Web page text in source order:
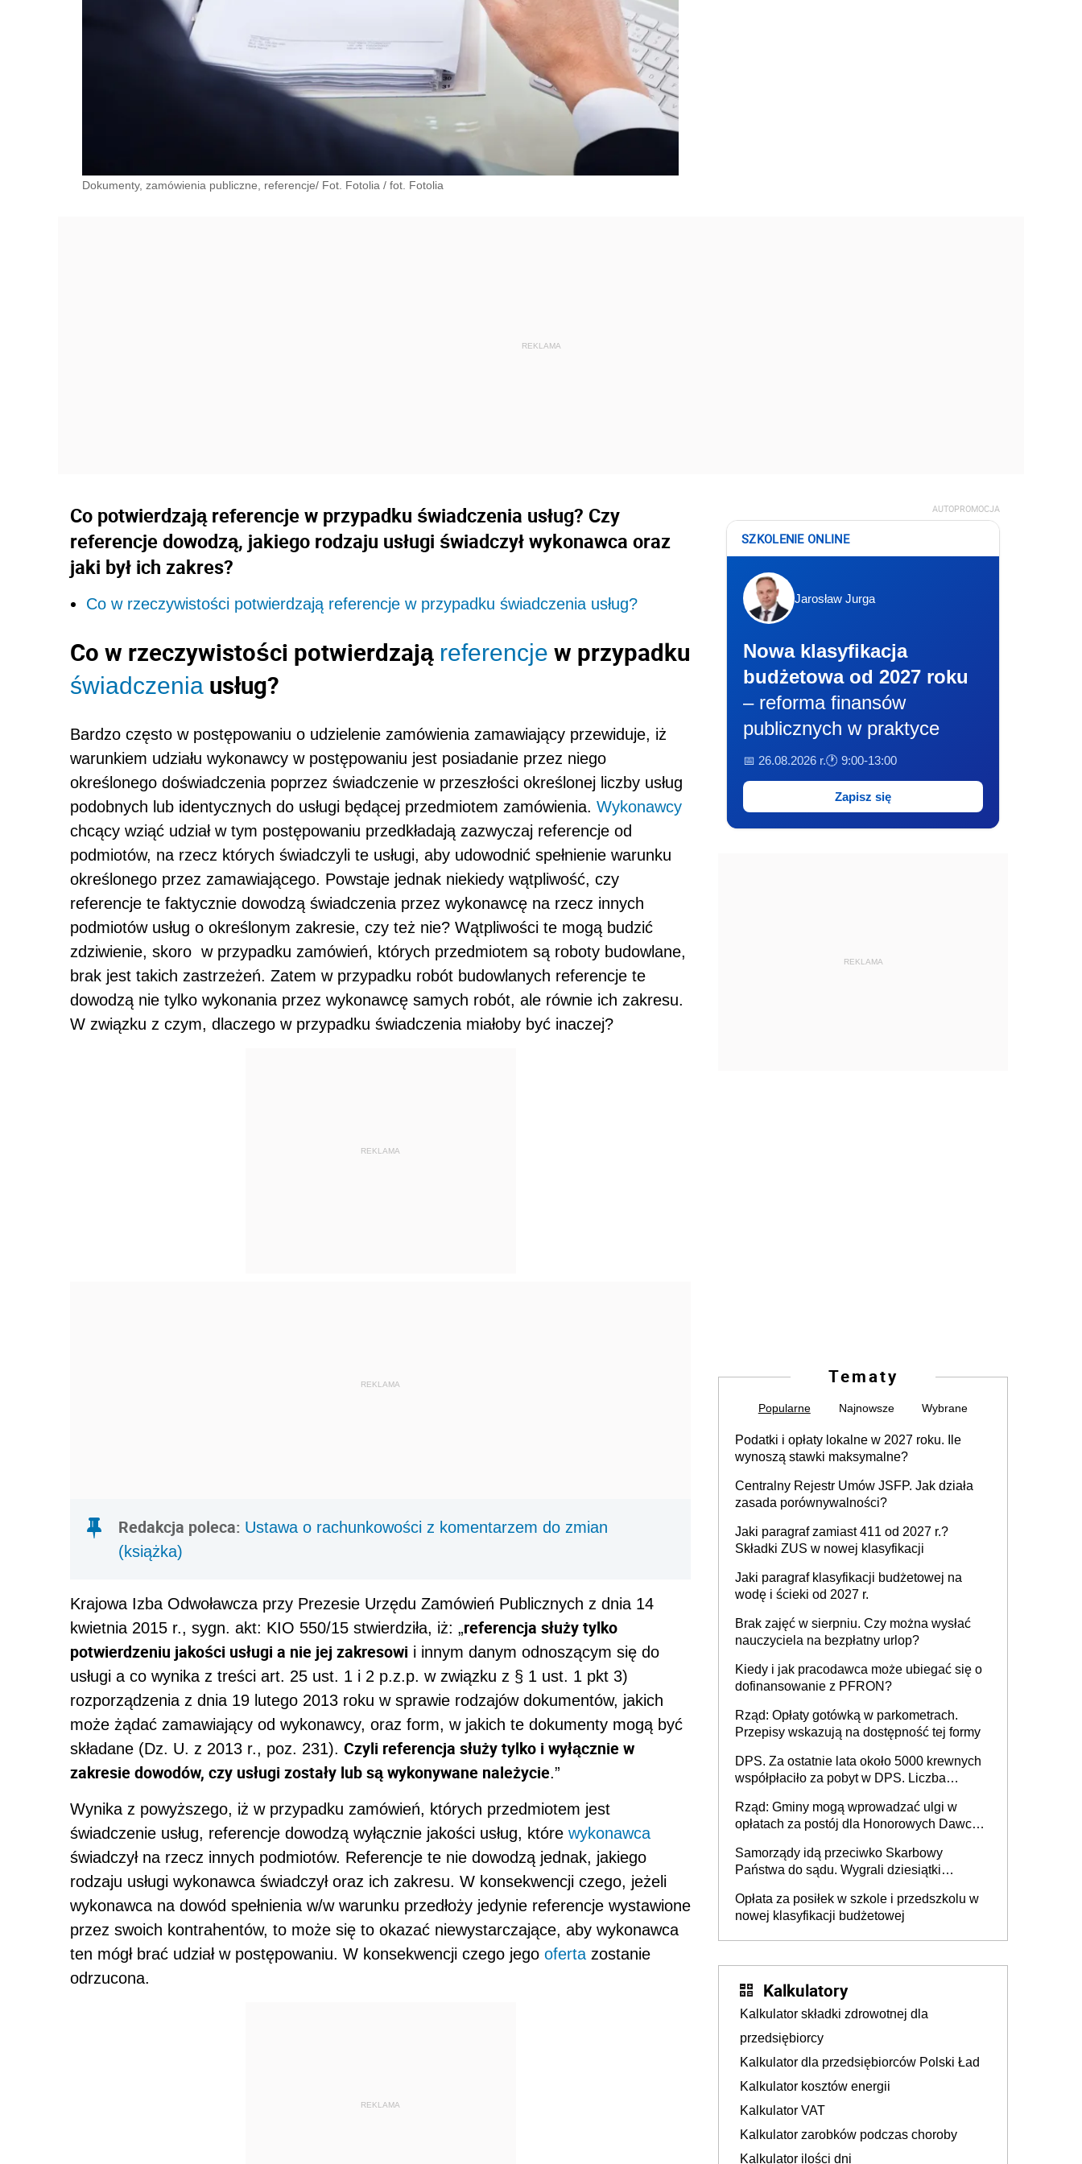
Dokumenty, zamówienia publiczne, referencje/ Fot. Fotolia / fot. Fotolia
Co potwierdzają referencje w przypadku świadczenia usług? Czy
referencje dowodzą, jakiego rodzaju usługi świadczył wykonawca oraz
jaki był ich zakres?
Co w rzeczywistości potwierdzają referencje w przypadku świadczenia usług?
Co w rzeczywistości potwierdzają referencje w przypadku
świadczenia usług?
Bardzo często w postępowaniu o udzielenie zamówienia zamawiający przewiduje, iż
warunkiem udziału wykonawcy w postępowaniu jest posiadanie przez niego
określonego doświadczenia poprzez świadczenie w przeszłości określonej liczby usług
podobnych lub identycznych do usługi będącej przedmiotem zamówienia. Wykonawcy
chcący wziąć udział w tym postępowaniu przedkładają zazwyczaj referencje od
podmiotów, na rzecz których świadczyli te usługi, aby udowodnić spełnienie warunku
określonego przez zamawiającego. Powstaje jednak niekiedy wątpliwość, czy
referencje te faktycznie dowodzą świadczenia przez wykonawcę na rzecz innych
podmiotów usług o określonym zakresie, czy też nie? Wątpliwości te mogą budzić
zdziwienie, skoro w przypadku zamówień, których przedmiotem są roboty budowlane,
brak jest takich zastrzeżeń. Zatem w przypadku robót budowlanych referencje te
dowodzą nie tylko wykonania przez wykonawcę samych robót, ale równie ich zakresu.
W związku z czym, dlaczego w przypadku świadczenia miałoby być inaczej?
REKLAMA
REKLAMA
Redakcja poleca: Ustawa o rachunkowości z komentarzem do zmian
(książka)
Krajowa Izba Odwoławcza przy Prezesie Urzędu Zamówień Publicznych z dnia 14
kwietnia 2015 r., sygn. akt: KIO 550/15 stwierdziła, iż: „referencja służy tylko
potwierdzeniu jakości usługi a nie jej zakresowi i innym danym odnoszącym się do
usługi a co wynika z treści art. 25 ust. 1 i 2 p.z.p. w związku z § 1 ust. 1 pkt 3)
rozporządzenia z dnia 19 lutego 2013 roku w sprawie rodzajów dokumentów, jakich
może żądać zamawiający od wykonawcy, oraz form, w jakich te dokumenty mogą być
składane (Dz. U. z 2013 r., poz. 231). Czyli referencja służy tylko i wyłącznie w
zakresie dowodów, czy usługi zostały lub są wykonywane należycie.”
Wynika z powyższego, iż w przypadku zamówień, których przedmiotem jest
świadczenie usług, referencje dowodzą wyłącznie jakości usług, które wykonawca
świadczył na rzecz innych podmiotów. Referencje te nie dowodzą jednak, jakiego
rodzaju usługi wykonawca świadczył oraz ich zakresu. W konsekwencji czego, jeżeli
wykonawca na dowód spełnienia w/w warunku przedłoży jedynie referencje wystawione
przez swoich kontrahentów, to może się to okazać niewystarczające, aby wykonawca
ten mógł brać udział w postępowaniu. W konsekwencji czego jego oferta zostanie
odrzucona.
REKLAMA
AUTOPROMOCJA
SZKOLENIE ONLINE
Jarosław Jurga
Nowa klasyfikacja
budżetowa od 2027 roku
– reforma finansów
publicznych w praktyce
📅 26.08.2026 r.🕐 9:00-13:00
Zapisz się
REKLAMA
Tematy
Popularne Najnowsze Wybrane
Podatki i opłaty lokalne w 2027 roku. Ile
wynoszą stawki maksymalne?
Centralny Rejestr Umów JSFP. Jak działa
zasada porównywalności?
Jaki paragraf zamiast 411 od 2027 r.?
Składki ZUS w nowej klasyfikacji
Jaki paragraf klasyfikacji budżetowej na
wodę i ścieki od 2027 r.
Brak zajęć w sierpniu. Czy można wysłać
nauczyciela na bezpłatny urlop?
Kiedy i jak pracodawca może ubiegać się o
dofinansowanie z PFRON?
Rząd: Opłaty gotówką w parkometrach.
Przepisy wskazują na dostępność tej formy
DPS. Za ostatnie lata około 5000 krewnych
współpłaciło za pobyt w DPS. Liczba
Rząd: Gminy mogą wprowadzać ulgi w
opłatach za postój dla Honorowych Dawców
Samorządy idą przeciwko Skarbowy
Państwa do sądu. Wygrali dziesiątki
Opłata za posiłek w szkole i przedszkolu w
nowej klasyfikacji budżetowej
Kalkulatory
Kalkulator składki zdrowotnej dla
przedsiębiorcy
Kalkulator dla przedsiębiorców Polski Ład
Kalkulator kosztów energii
Kalkulator VAT
Kalkulator zarobków podczas choroby
Kalkulator ilości dni